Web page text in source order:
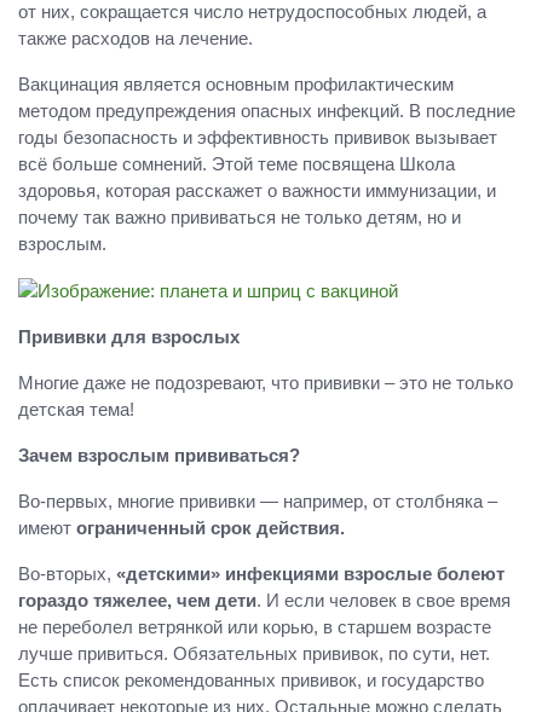
от них, сокращается число нетрудоспособных людей, а
также расходов на лечение.
Вакцинация является основным профилактическим
методом предупреждения опасных инфекций. В последние
годы безопасность и эффективность прививок вызывает
всё больше сомнений. Этой теме посвящена Школа
здоровья, которая расскажет о важности иммунизации, и
почему так важно прививаться не только детям, но и
взрослым.
Прививки для взрослых
Многие даже не подозревают, что прививки – это не только
детская тема!
Зачем взрослым прививаться?
Во-первых, многие прививки — например, от столбняка –
имеют ограниченный срок действия.
Во-вторых, «детскими» инфекциями взрослые болеют
гораздо тяжелее, чем дети. И если человек в свое время
не переболел ветрянкой или корью, в старшем возрасте
лучше привиться. Обязательных прививок, по сути, нет.
Есть список рекомендованных прививок, и государство
оплачивает некоторые из них. Остальные можно сделать